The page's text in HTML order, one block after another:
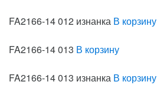
FA2166-14 012 изнанка В корзину
FA2166-14 013 В корзину
FA2166-14 013 изнанка В корзину